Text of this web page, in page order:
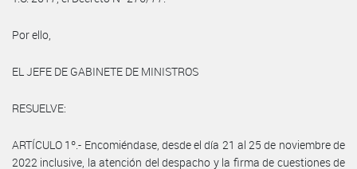
Por ello,
EL JEFE DE GABINETE DE MINISTROS
RESUELVE:
ARTÍCULO 1º.- Encomiéndase, desde el día 21 al 25 de noviembre de
2022 inclusive, la atención del despacho y la firma de cuestiones de